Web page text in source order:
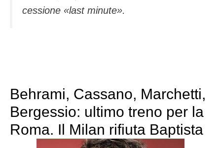
cessione «last minu­te».
Behrami, Cassano, Marchetti,
Bergessio: ultimo treno per la
Roma. Il Milan rifiuta Baptista